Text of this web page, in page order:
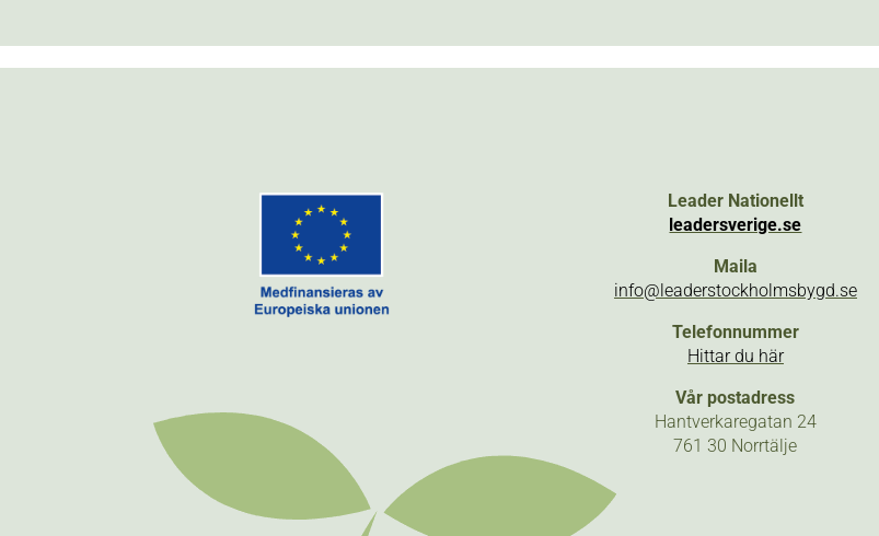
Leader Nationellt
leadersverige.se
Maila
info@leaderstockholmsbygd.se
Telefonnummer
Hittar du här
Vår postadress
Hantverkaregatan 24
761 30 Norrtälje